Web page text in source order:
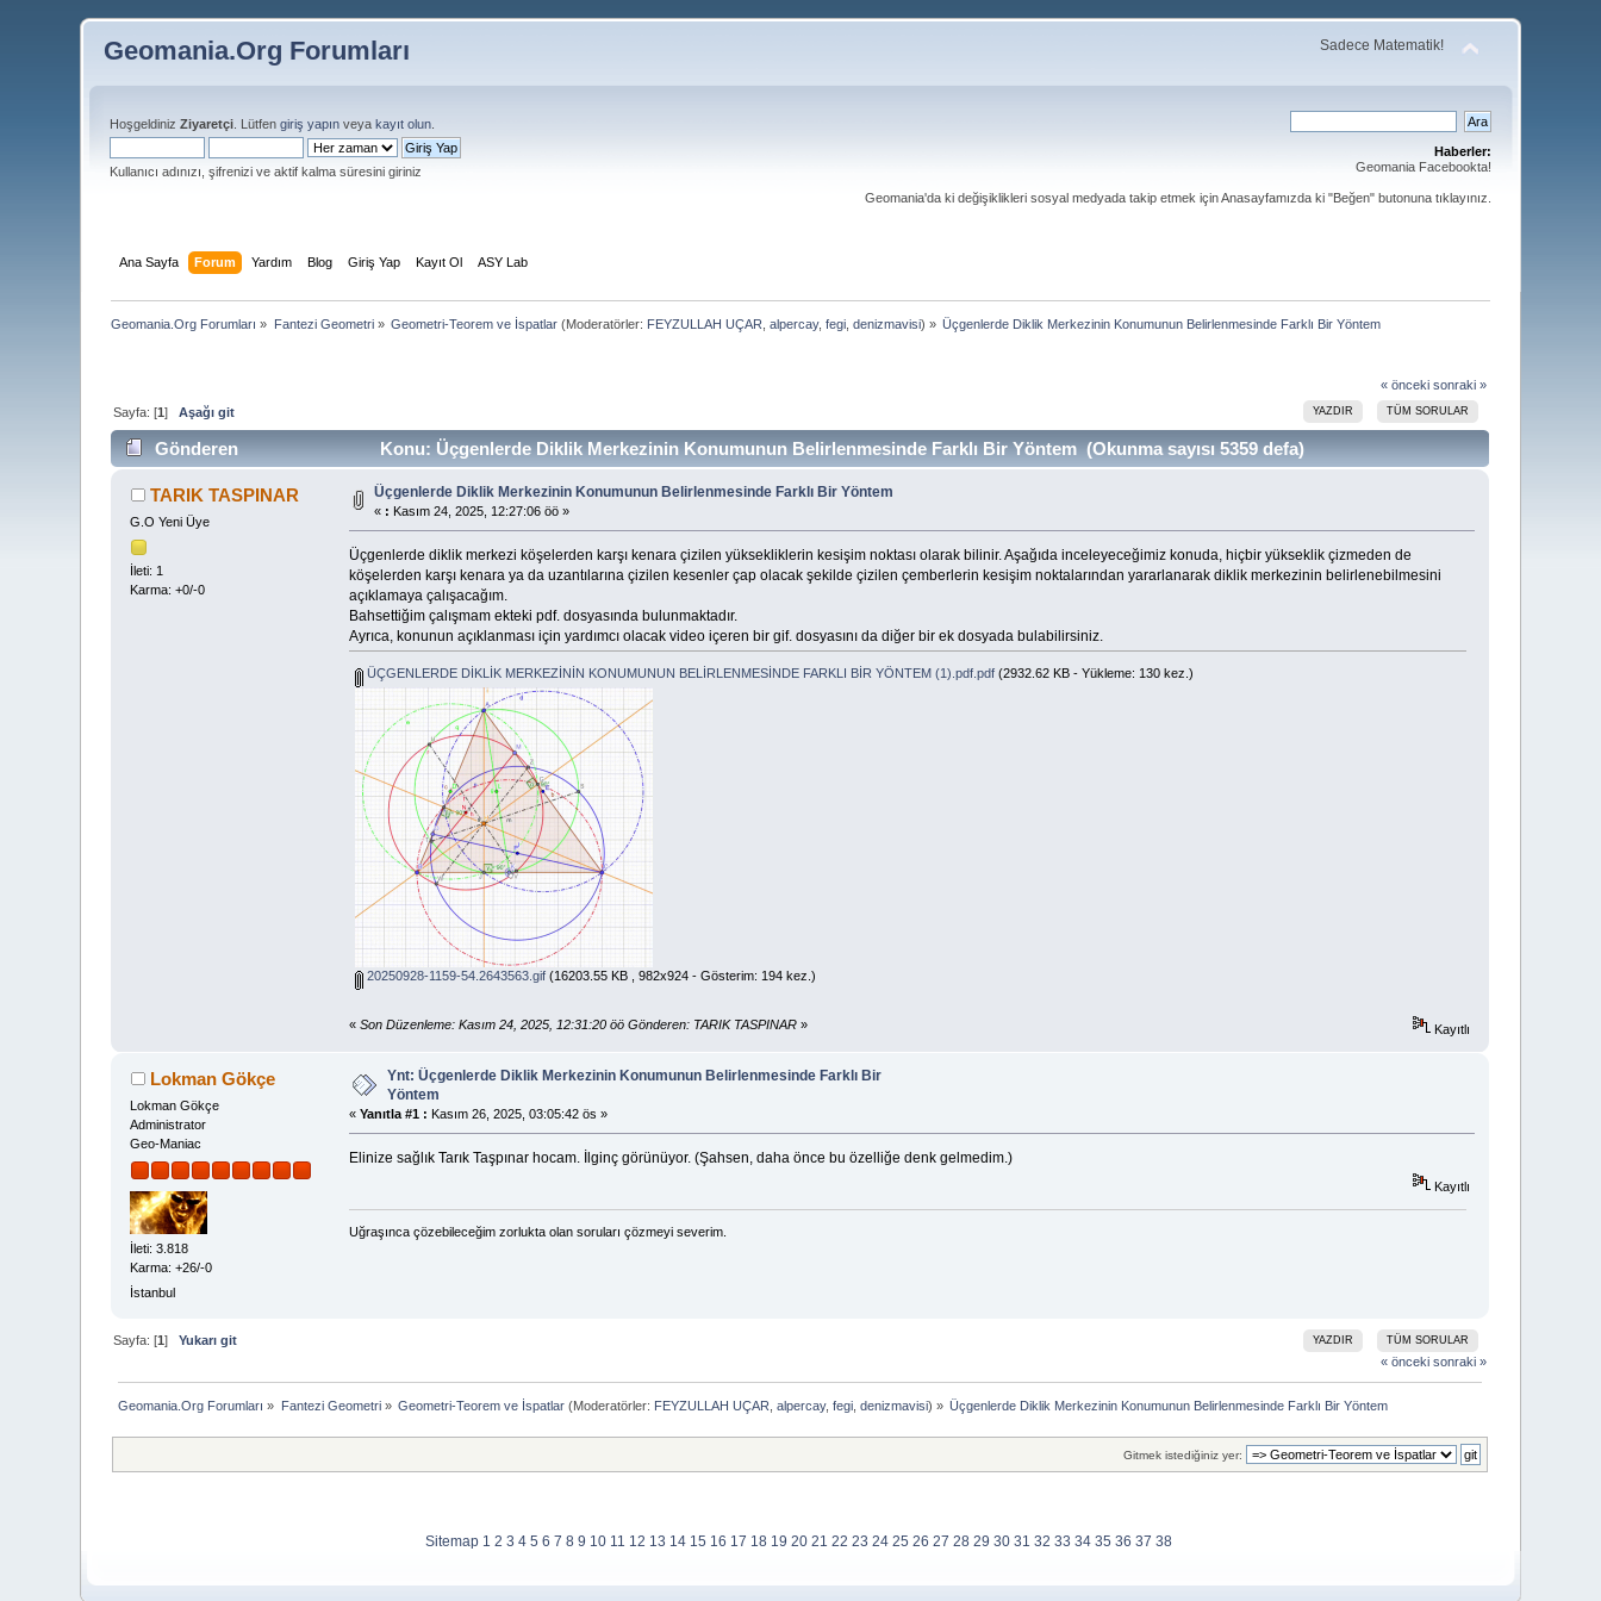
Geomania.Org Forumları Sadece Matematik!
HoşgeldinizZiyaretçi . Lütfengiriş yapın veyakayıt olun
Kullanıcı adınızı, şifrenizi ve aktif kalma süresini giriniz
Haberler:
Geomania Facebookta!
Geomania'da ki değişiklikleri sosyal medyada takip etmek için Anasayfamızda ki "Beğen" butonuna tıklayınız.
Ana Sayfa Forum Yardım Blog Giriş Yap Kayıt Ol ASY Lab
Geomania.Org Forumları » Fantezi Geometri» Geometri-Teorem ve İspatlar (Moderatörler: FEYZULLAH UÇAR ,alpercay,fegi ,denizmavisi) » Üçgenlerde Diklik Merkezinin Konumunun Belirlenmesinde Farklı Bir Yöntem
« önceki sonraki »
YAZDIR TÜM SORULAR
Sayfa: [1]Aşağı git
Gönderen Konu: Üçgenlerde Diklik Merkezinin Konumunun Belirlenmesinde Farklı Bir Yöntem (Okunma sayısı 5359 defa)
TARIK TASPINAR
G.O Yeni Üye
İleti: 1
Karma: +0/-0
Üçgenlerde Diklik Merkezinin Konumunun Belirlenmesinde Farklı Bir Yöntem
« : Kasım 24, 2025, 12:27:06 öö »
Üçgenlerde diklik merkezi köşelerden karşı kenara çizilen yüksekliklerin kesişim noktası olarak bilinir. Aşağıda inceleyeceğimiz konuda, hiçbir yükseklik çizmeden de
köşelerden karşı kenara ya da uzantılarına çizilen kesenler çap olacak şekilde çizilen çemberlerin kesişim noktalarından yararlanarak diklik merkezinin belirlenebilmesini
açıklamaya çalışacağım.
Bahsettiğim çalışmam ekteki pdf. dosyasında bulunmaktadır.
Ayrıca, konunun açıklanması için yardımcı olacak video içeren bir gif. dosyasını da diğer bir ek dosyada bulabilirsiniz.
ÜÇGENLERDE DİKLİK MERKEZİNİN KONUMUNUN BELİRLENMESİNDE FARKLI BİR YÖNTEM (1).pdf.pdf (2932.62 KB - Yükleme: 130 kez.)
20250928-1159-54.2643563.gif (16203.55 KB , 982x924 - Gösterim: 194 kez.)
« Son Düzenleme: Kasım 24, 2025, 12:31:20 öö Gönderen: TARIK TASPINAR» Kayıtlı
Lokman Gökçe
Lokman Gökçe
Administrator
Geo-Maniac
İleti: 3.818
Karma: +26/-0
İstanbul
Ynt: Üçgenlerde Diklik Merkezinin Konumunun Belirlenmesinde Farklı Bir
Yöntem
« Yanıtla #1 : Kasım 26, 2025, 03:05:42 ös »
Elinize sağlık Tarık Taşpınar hocam. İlginç görünüyor. (Şahsen, daha önce bu özelliğe denk gelmedim.)
Kayıtlı
Uğraşınca çözebileceğim zorlukta olan soruları çözmeyi severim.
YAZDIR TÜM SORULAR
Sayfa: [1]Yukarı git
« önceki sonraki »
Geomania.Org Forumları » Fantezi Geometri» Geometri-Teorem ve İspatlar (Moderatörler: FEYZULLAH UÇAR ,alpercay,fegi ,denizmavisi) » Üçgenlerde Diklik Merkezinin Konumunun Belirlenmesinde Farklı Bir Yöntem
Gitmek istediğiniz yer:
Sitemap 1 2 3 4 5 6 7 8 9 10 11 12 13 14 15 16 17 18 19 20 21 22 23 24 25 26 27 28 29 30 31 32 33 34 35 36 37 38